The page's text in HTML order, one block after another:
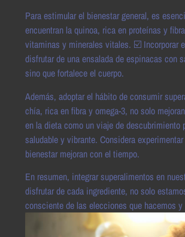
Para estimular el bienestar general, es
encuentran la quinoa, rica en proteínas y
vitaminas y minerales vitales. ☑️ Incorporar
disfrutar de una ensalada de espinacas con
sino que fortalece el cuerpo.
Además, adoptar el hábito de consumir
chía, rica en fibra y omega-3, no solo
en la dieta como un viaje de descubrimiento
saludable y vibrante. Considera
bienestar mejoran con el tiempo.
En resumen, integrar superalimentos en
disfrutar de cada ingrediente, no solo
consciente de las elecciones que hacemos